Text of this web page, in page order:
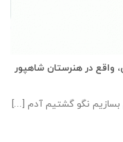
واقع در هنرستان شاهپور
بسازیم نگو گشتیم آدم [...]